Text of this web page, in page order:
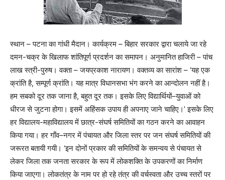
स्थान – पटना का गांधी मैदान। कार्यक्रम – बिहार सरकार द्वारा चलाये जा रहे
दमन-चक्र के खिलाफ शांतिपूर्ण प्रदर्शन का समापन। अनुमानित हाजिरी – पांच
लाख स्त्री-पुरुष। वक्ता – जयप्रकाश नारायण। वक्तव्य का सारांश – ‘यह एक
क्रांति है, सम्पूर्ण क्रांति। यह मात्र विधानसभा भंग करने का आन्दोलन नहीं है।
हम सबको दूर तक जाना है, बहुत दूर तक। इसके लिए विद्यार्थियों–युवाओं को
धीरज से जुटना होगा। इसमें अहिंसक उपाय ही अपनाए जाने चाहिए।’ इसके लिए
हर विद्यालय-महाविद्यालय में छात्र-संघर्ष समितियों का गठन करने का आवाहन
किया गया। हर गाँव–नगर में पंचायत और जिला स्तर पर जन संघर्ष समितियों की
जरूरत बतायी गयी। ‘इन दोनों प्रकार की समितियों के समन्वय से पंचायत से
लेकर जिला तक जनता सरकार के रूप में लोकशक्ति के उपकरणों का निर्माण
किया जाएगा। लोकतंत्र के नाम पर हो रहे तंत्र की वर्चस्वता और उच्च स्तरों पर